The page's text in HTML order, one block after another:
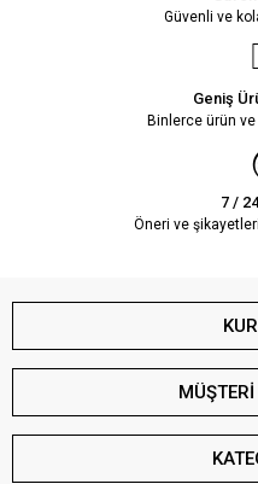
Güvenli ve
Geniş
Binlerce ürün
7 /
Öneri ve